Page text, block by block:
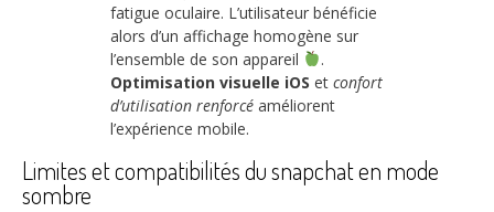
fatigue oculaire. L’utilisateur bénéficie
alors d’un affichage homogène sur
l’ensemble de son appareil
.
Optimisation visuelle iOS et confort
d’utilisation renforcé améliorent
l’expérience mobile.
Limites et compatibilités du snapchat en mode
sombre